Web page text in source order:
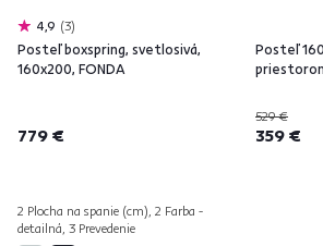
4,9 3
Posteľ boxspring, svetlosivá,
160x200, FONDA
779 €
2 Plocha na spanie (cm), 2 Farba -
detailná, 3 Prevedenie
Posteľ
529 €
359 €